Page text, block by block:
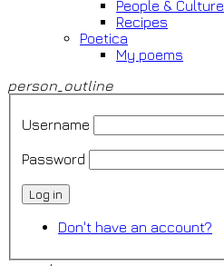
People & Culture
Recipes
Poetica
My poems
person_outline
Username
Password
Log in
Don't have an account?